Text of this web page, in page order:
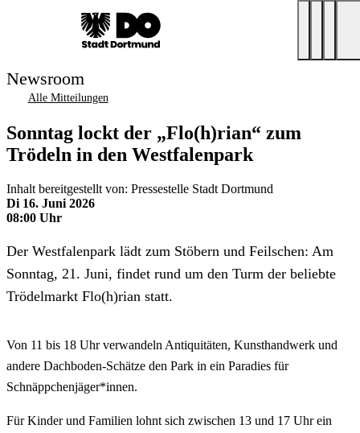
Newsroom
Alle Mitteilungen
Sonntag lockt der „Flo(h)rian“ zum
Trödeln in den Westfalenpark
Inhalt bereitgestellt von: Pressestelle Stadt Dortmund
Di 16. Juni 2026
08:00 Uhr
Der Westfalenpark lädt zum Stöbern und Feilschen: Am
Sonntag, 21. Juni, findet rund um den Turm der beliebte
Trödelmarkt Flo(h)rian statt.
Von 11 bis 18 Uhr verwandeln Antiquitäten, Kunsthandwerk und
andere Dachboden-Schätze den Park in ein Paradies für
Schnäppchenjäger*innen.
Für Kinder und Familien lohnt sich zwischen 13 und 17 Uhr ein